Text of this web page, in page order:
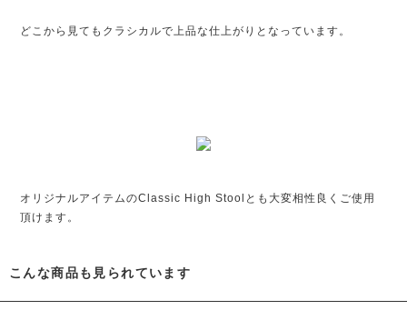
どこから見てもクラシカルで上品な仕上がりとなっています。
オリジナルアイテムのClassic High Stoolとも大変相性良くご使用
頂けます。
こんな商品も見られています